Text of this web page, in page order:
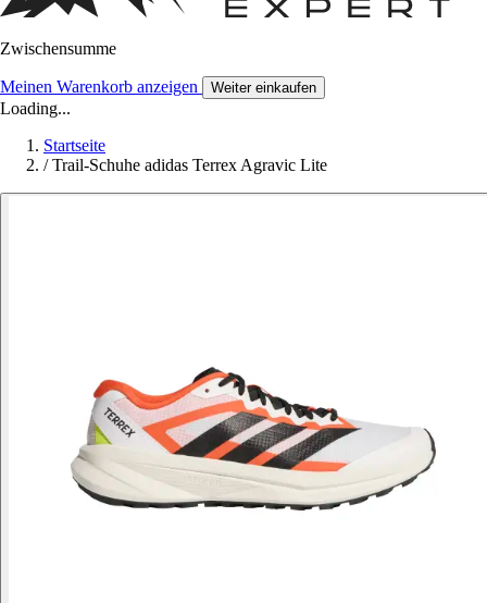
Zwischensumme
Meinen Warenkorb anzeigen Weiter einkaufen
Loading...
Startseite
/ Trail-Schuhe adidas Terrex Agravic Lite